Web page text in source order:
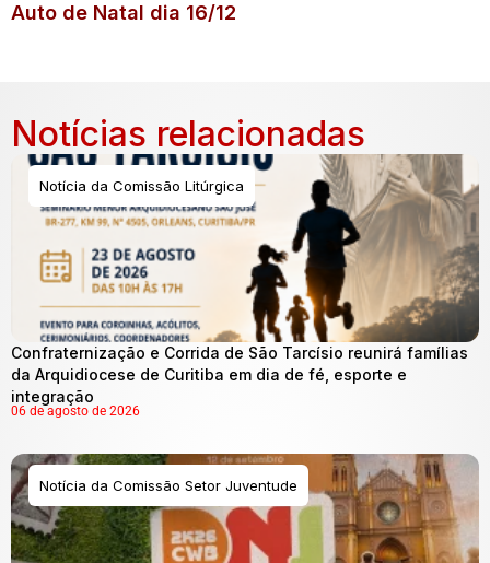
Auto de Natal dia 16/12
Notícias relacionadas
Notícia da Comissão Litúrgica
Confraternização e Corrida de São Tarcísio reunirá famílias
da Arquidiocese de Curitiba em dia de fé, esporte e
integração
06 de agosto de 2026
Notícia da Comissão Setor Juventude